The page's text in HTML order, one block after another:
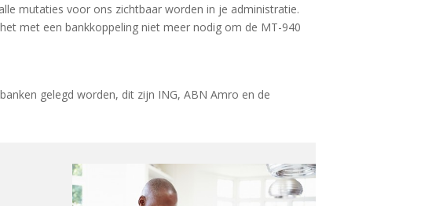
mutaties voor ons zichtbaar worden in je administratie.
met een bankkoppeling niet meer nodig om de MT-940
gelegd worden, dit zijn ING, ABN Amro en de